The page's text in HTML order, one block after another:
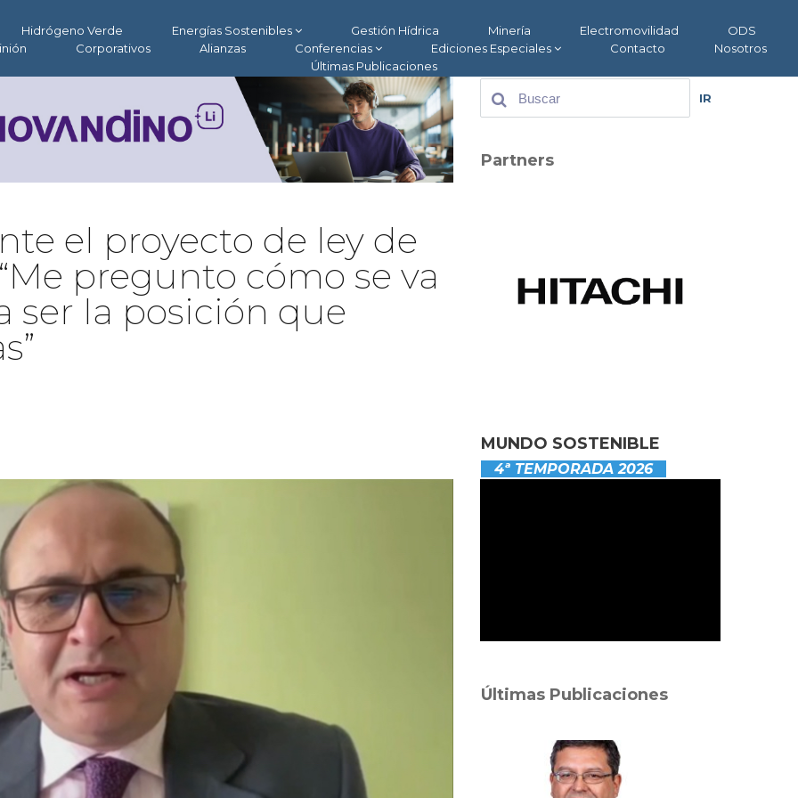
Hidrógeno Verde Energías Sostenibles Gestión Hídrica Minería Electromovilidad
ODS
Corporativos Alianzas Conferencias Ediciones Especiales Contacto
Nosotros
Últimas Publicaciones
el proyecto de ley de
pregunto cómo se va
ser la posición que
IR
Partners
MUNDO SOSTENIBLE
4ª TEMPORADA 2026
Últimas Publicaciones